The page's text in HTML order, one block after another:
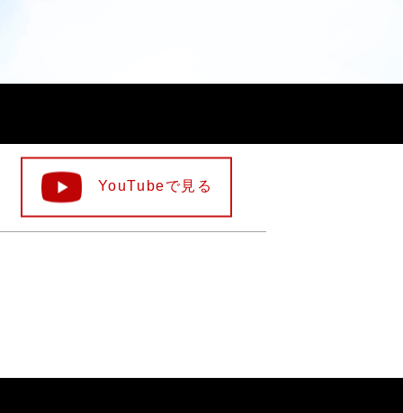
YouTubeで見る